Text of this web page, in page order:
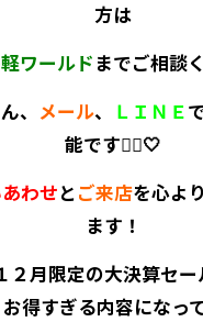
方は
軽ワールド までご相談
、 メール、 ＬＩＮＥ
能です🙆‍♀️🤍
わせとご来店を心よ
ます！
２月限定の大決算セー
お得すぎる内容になっ